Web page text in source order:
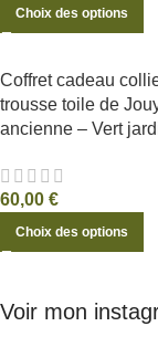
Choix des options
Coffret cadeau
trousse toile de
ancienne – Vert
60,00 €
Choix des options
Voir mon